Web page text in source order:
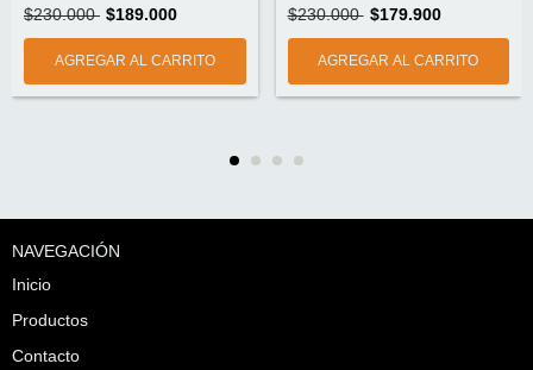
$230.000 $189.000 $230.000 $179.900
NAVEGACIÓN
Inicio
Productos
Contacto